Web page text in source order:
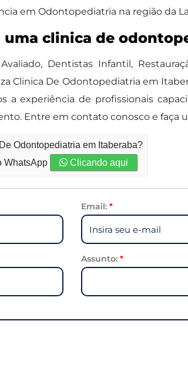
em Odontopediatria na região da
clinica de
Dentistas Infantil,
Clinica De Odontopediatria em
a experiência de profissionais
Entre em contato conosco e faça
Odontopediatria em Itaberaba?
WhatsApp Clicando aqui
Email: *
Assunto: *